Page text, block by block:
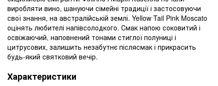
виробляти вино, шануючи сімейні традиції і застосовуючи
свої знання, на австралійській землі. Yellow Tail Pink Moscato
оцінять любителі напівсолодкого. Смак напою соковитий і
освіжаючий, наповнений тонами стиглої полуниці і
цитрусових, залишить незабутнє післясмак і прикрасить
будь-який святковий вечір.
Характеристики